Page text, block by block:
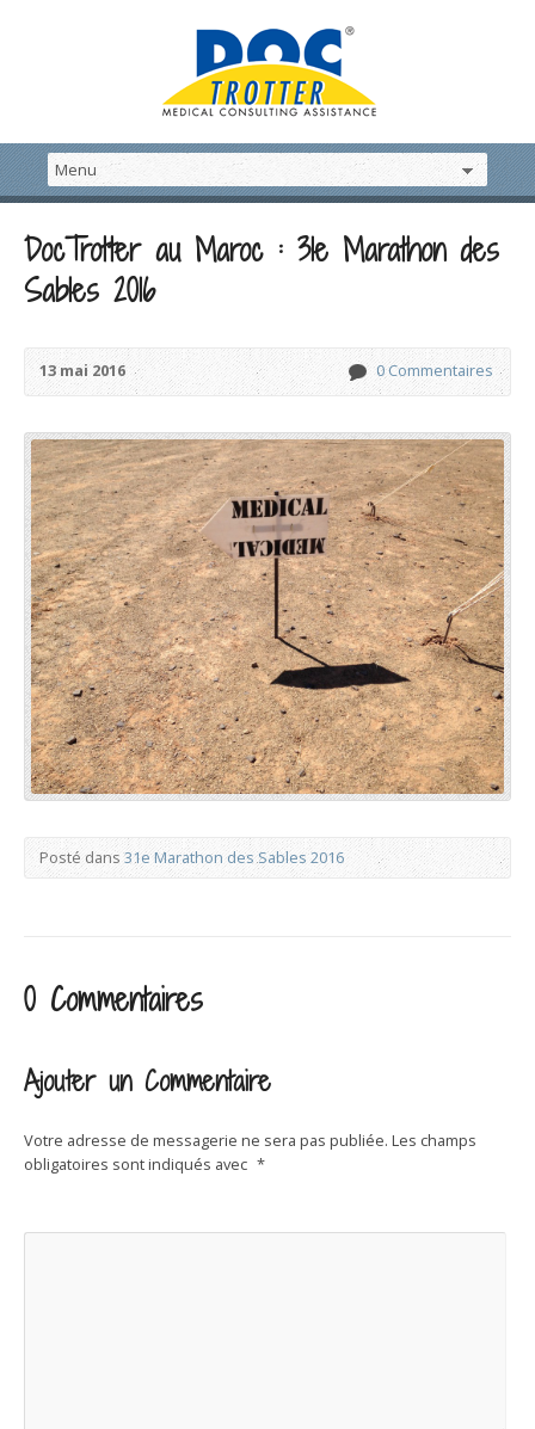
DocTrotter au Maroc : 31e Marathon des
Sables 2016
13 mai 2016 0 Commentaires
Posté dans31e Marathon des Sables 2016
0 Commentaires
Ajouter un Commentaire
Votre adresse de messagerie ne sera pas publiée. Les champs
obligatoires sont indiqués avec *